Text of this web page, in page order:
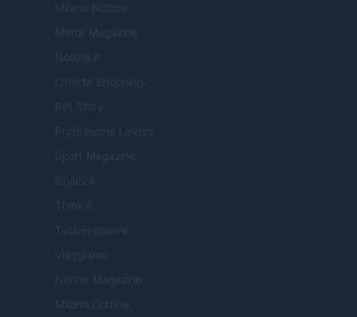
Milano Notizie
Motor Magazine
Notizie.it
Offerte Shopping
Pet Story
Professione Lavoro
Sport Magazine
Style24
Think.it
Tuobenessere
Viaggiamo
Nonne Magazine
Milano Cortina